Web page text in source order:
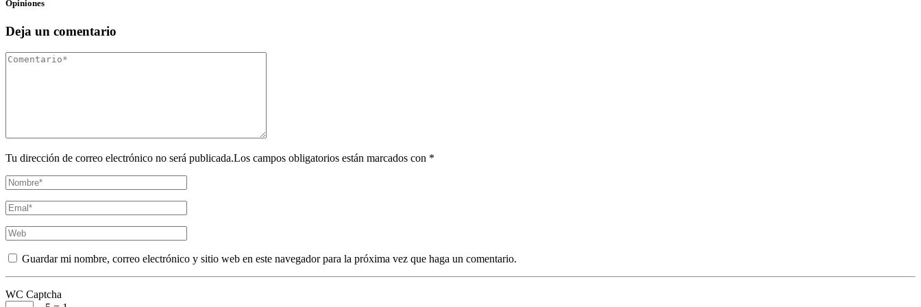
Opiniones
Deja un comentario
Tu dirección de correo electrónico no será publicada.Los campos obligatorios están marcados con *
Guardar mi nombre, correo electrónico y sitio web en este navegador para la próxima vez que haga un comentario.
WC Captcha